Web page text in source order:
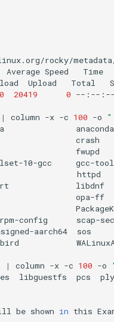
rocky/
Average Speed
Time
Upload Total
0 20419 0 --:--
| column -x -c 100 -o
crash
fwupd
10-gcc
gcc-
httpd
libdnf
opa-ff
config
scap-
aarch64
sos
| column -x -c 100 -o
libguestfs pcs
be shown in this